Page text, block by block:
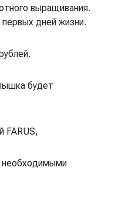
выращивания.
дней жизни.
будет
FARUS,